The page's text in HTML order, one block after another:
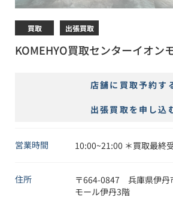
買取 出張買取
KOMEHYO買取センターイオン
店舗に買取予約す
出張買取を申し込
営業時間 10:00~21:00 ＊買取最終
住所 〒664-0847 兵庫県伊丹
モール伊丹3階